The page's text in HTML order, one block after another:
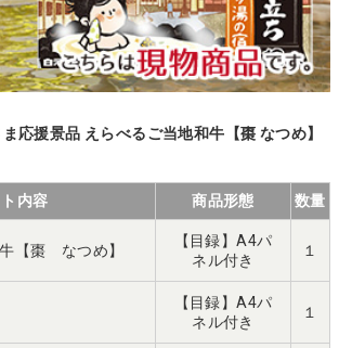
応援景品 えらべるご当地和牛【棗 なつめ】
内容 商品形態 数量
【棗 なつめ】
【目録】A4パ
ネル付き
１
【目録】A4パ
ネル付き
１